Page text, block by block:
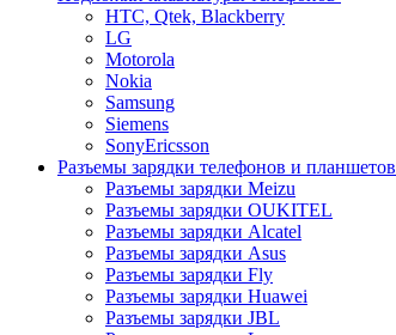
HTC, Qtek, Blackberry
LG
Motorola
Nokia
Samsung
Siemens
SonyEricsson
Разъемы зарядки телефонов и планшетов
Разъемы зарядки Meizu
Разъемы зарядки OUKITEL
Разъемы зарядки Alcatel
Разъемы зарядки Asus
Разъемы зарядки Fly
Разъемы зарядки Huawei
Разъемы зарядки JBL